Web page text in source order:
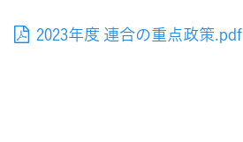
2023年度 連合の重点政策.pdf